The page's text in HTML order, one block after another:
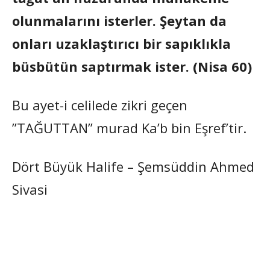
olunmalarını isterler. Şeytan da
onları uzaklaştırıcı bir sapıklıkla
büsbütün saptırmak ister. (Nisa 60)
Bu ayet-i celilede zikri geçen
”TAĞUTTAN” murad Ka’b bin Eşref’tir.
Dört Büyük Halife – Şemsüddin Ahmed
Sivasi